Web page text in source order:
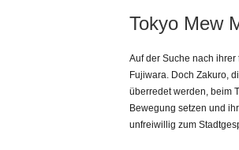
Tokyo Mew
Auf der Suche nach
Fujiwara. Doch Zakuro,
überredet werden, beim
Bewegung setzen und
unfreiwillig zum